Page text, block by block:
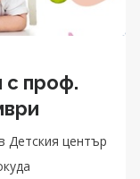
с проф.
Детския център